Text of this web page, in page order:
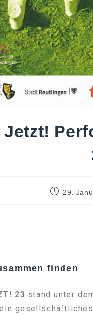
29.
finden
23 stand unter